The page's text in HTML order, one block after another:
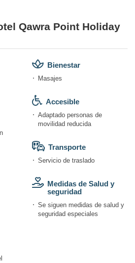
Qawra Point Holiday
Bienestar
Masajes
Accesible
Adaptado personas de
movilidad reducida
Transporte
Servicio de traslado
Medidas de Salud y
seguridad
Se siguen medidas de salud y
seguridad especiales